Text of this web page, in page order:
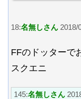
18:名無しさん 2018/
FFのドッターで
スクエニ
145:名無しさん